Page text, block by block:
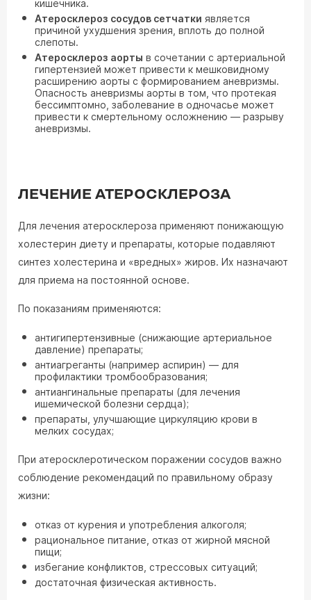
кишечника.
Атеросклероз сосудов сетчатки является
причиной ухудшения зрения, вплоть до полной
слепоты.
Атеросклероз аорты в сочетании с артериальной
гипертензией может привести к мешковидному
расширению аорты с формированием аневризмы.
Опасность аневризмы аорты в том, что протекая
бессимптомно, заболевание в одночасье может
привести к смертельному осложнению — разрыву
аневризмы.
ЛЕЧЕНИЕ АТЕРОСКЛЕРОЗА
Для лечения атеросклероза применяют понижающую
холестерин диету и препараты, которые подавляют
синтез холестерина и «вредных» жиров. Их назначают
для приема на постоянной основе.
По показаниям применяются:
антигипертензивные (снижающие артериальное
давление) препараты;
антиагреганты (например аспирин) — для
профилактики тромбообразования;
антиангинальные препараты (для лечения
ишемической болезни сердца);
препараты, улучшающие циркуляцию крови в
мелких сосудах;
При атеросклеротическом поражении сосудов важно
соблюдение рекомендаций по правильному образу
жизни:
отказ от курения и употребления алкоголя;
рациональное питание, отказ от жирной мясной
пищи;
избегание конфликтов, стрессовых ситуаций;
достаточная физическая активность.